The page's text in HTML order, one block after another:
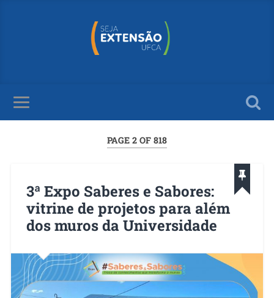
PAGE 2 OF 818
3ª Expo Saberes e Sabores:
vitrine de projetos para além
dos muros da Universidade